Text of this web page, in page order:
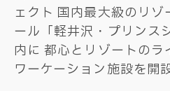
ェクト 国内最大級のリ
ール「軽井沢・プリンス
内に 都心とリゾートのラ
ワーケーション施設を開